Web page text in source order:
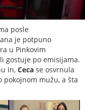
posle
je potpuno
u Pinkovim
gostuje po emisijama.
In, Ceca se osvrnula
pokojnom mužu, a šta